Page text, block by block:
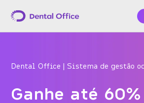
Dental Office | Sistema de gestão
Ganhe até 60%